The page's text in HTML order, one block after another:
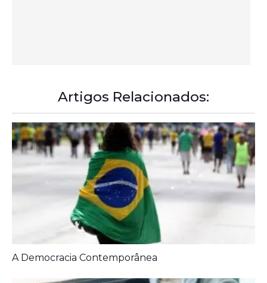
Artigos Relacionados:
A Democracia Contemporânea